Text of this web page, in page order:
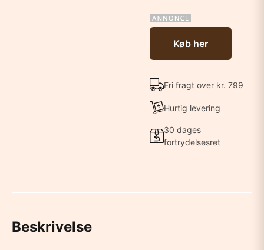
Køb her
Fri fragt over kr. 799
Hurtig levering
30 dages
fortrydelsesret
Beskrivelse